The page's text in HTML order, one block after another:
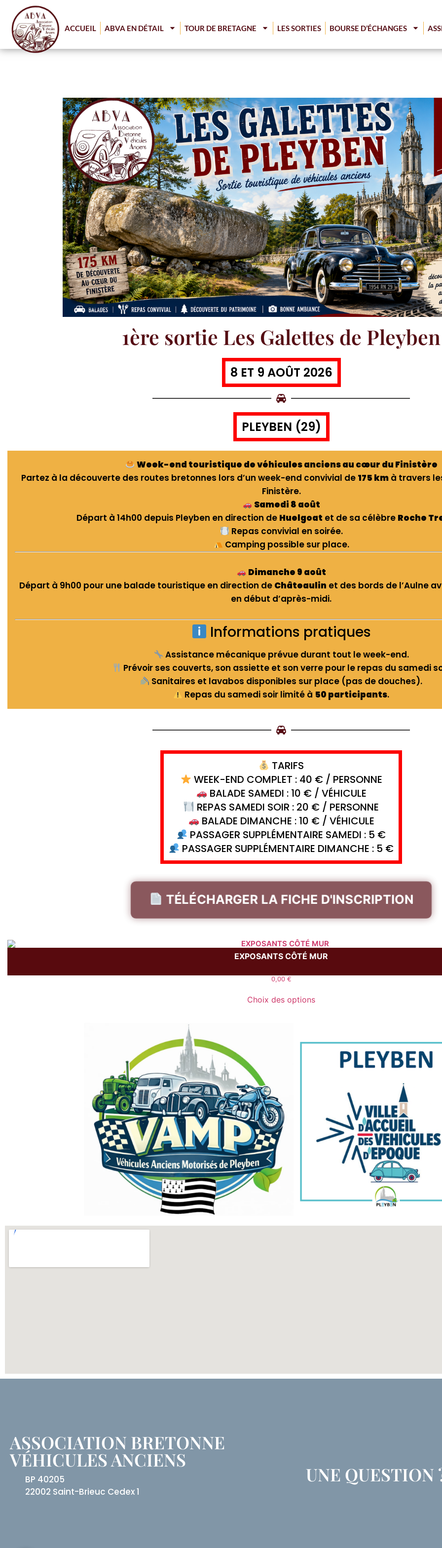
ACCUEIL ABVA EN DÉTAIL TOUR DE BRETAGNE LES SORTIES BOURSE D’ÉCHANGES
1ère sortie Les Galettes de Pleyben
8 ET 9 AOÛT 2026
PLEYBEN (29)
Week-end touristique de véhicules anciens au cœur du Finistère
Partez à la découverte des routes bretonnes lors d’un week-end convivial de 175 km à travers
Finistère.
Samedi 8 août
Départ à 14h00 depuis Pleyben en direction de Huelgoat et de sa célèbre Roche
Repas convivial en soirée.
Camping possible sur place.
Dimanche 9 août
Départ à 9h00 pour une balade touristique en direction de Châteaulin et des bords de l’Aulne
en début d’après-midi.
Informations pratiques
Assistance mécanique prévue durant tout le week-end.
Prévoir ses couverts, son assiette et son verre pour le repas du samedi
Sanitaires et lavabos disponibles sur place (pas de douches).
Repas du samedi soir limité à 50 participants.
TARIFS
WEEK-END COMPLET : 40 € / PERSONNE
BALADE SAMEDI : 10 € / VÉHICULE
REPAS SAMEDI SOIR : 20 € / PERSONNE
BALADE DIMANCHE : 10 € / VÉHICULE
PASSAGER SUPPLÉMENTAIRE SAMEDI : 5 €
PASSAGER SUPPLÉMENTAIRE DIMANCHE : 5 €
TÉLÉCHARGER LA FICHE D'INSCRIPTION
EXPOSANTS CÔTÉ MUR
0,00 €
Choix des options
ASSOCIATION BRETONNE
VÉHICULES ANCIENS
BP 40205
22002 Saint-Brieuc Cedex 1
UNE QUESTION